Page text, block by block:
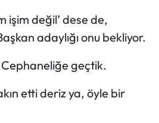
işim değil’ dese de,
adaylığı onu bekliyor.
geçtik.
etti deriz ya, öyle bir